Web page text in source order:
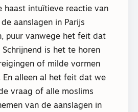
haast intuïtieve reactie van
aanslagen in Parijs
puur vanwege het feit dat
is het te horen
of milde vormen
En alleen al het feit dat we
vraag of alle moslims
van de aanslagen in